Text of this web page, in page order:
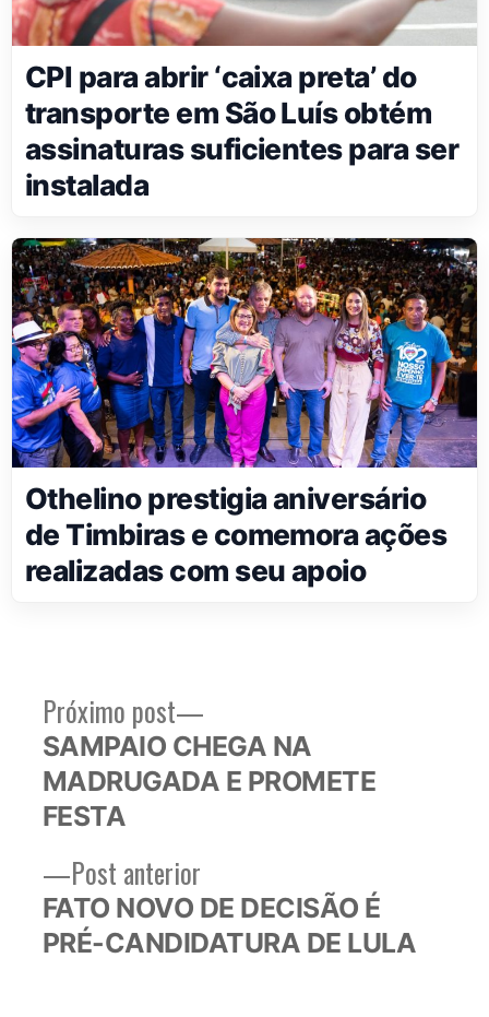
CPI para abrir ‘caixa preta’ do
transporte em São Luís obtém
assinaturas suficientes para ser
instalada
Othelino prestigia aniversário
de Timbiras e comemora ações
realizadas com seu apoio
Navegação
de
Post
Post anteriorPost
anterior:
FATO NOVO DE DECISÃO É
PRÉ-CANDIDATURA DE LULA
Próximo post
Próximo
post:
SAMPAIO CHEGA NA
MADRUGADA E PROMETE
FESTA